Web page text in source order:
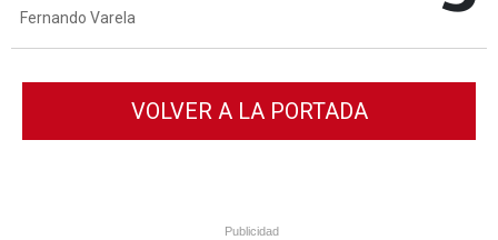
Fernando Varela
VOLVER A LA PORTADA
Publicidad